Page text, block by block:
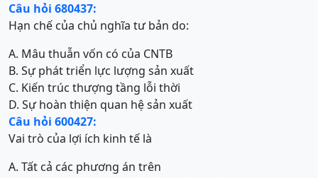
Câu hỏi 680437:
Hạn chế của chủ nghĩa tư bản do:
A. Mâu thuẫn vốn có của CNTB
B. Sự phát triển lực lượng sản xuất
C. Kiến trúc thượng tầng lỗi thời
D. Sự hoàn thiện quan hệ sản xuất
Câu hỏi 600427:
Vai trò của lợi ích kinh tế là
A. Tất cả các phương án trên